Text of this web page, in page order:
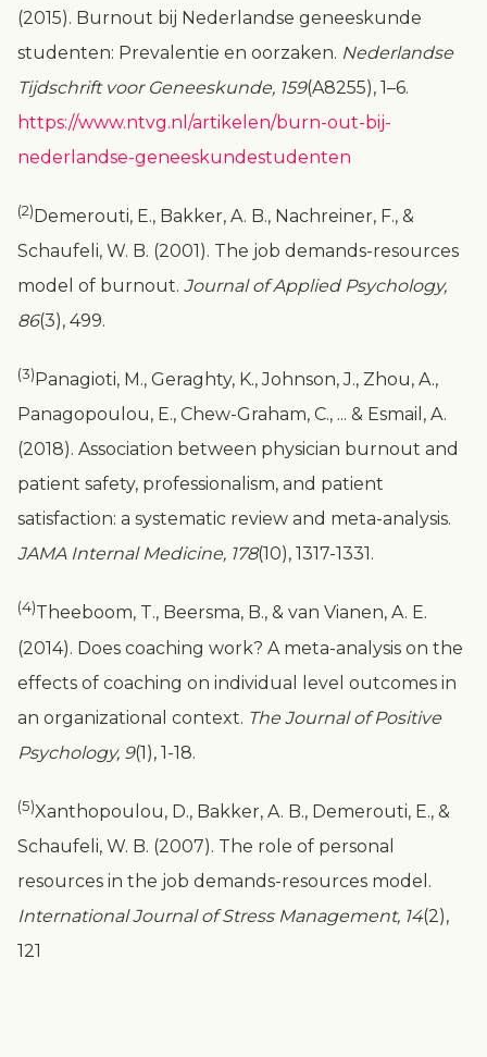
(2015). Burnout bij Nederlandse geneeskunde
studenten: Prevalentie en oorzaken. Nederlandse
Tijdschrift voor Geneeskunde, 159(A8255), 1–6.
https://www.ntvg.nl/artikelen/burn-out-bij-
nederlandse-geneeskundestudenten
(2)Demerouti, E., Bakker, A. B., Nachreiner, F., &
Schaufeli, W. B. (2001). The job demands-resources
model of burnout. Journal of Applied Psychology,
86(3), 499.
(3) Panagioti, M., Geraghty, K., Johnson, J., Zhou, A.,
Panagopoulou, E., Chew-Graham, C., ... & Esmail, A.
(2018). Association between physician burnout and
patient safety, professionalism, and patient
satisfaction: a systematic review and meta-analysis.
JAMA Internal Medicine, 178(10), 1317-1331.
(4)Theeboom, T., Beersma, B., & van Vianen, A. E.
(2014). Does coaching work? A meta-analysis on the
effects of coaching on individual level outcomes in
an organizational context. The Journal of Positive
Psychology, 9(1), 1-18.
(5)Xanthopoulou, D., Bakker, A. B., Demerouti, E., &
Schaufeli, W. B. (2007). The role of personal
resources in the job demands-resources model.
International Journal of Stress Management, 14(2),
121